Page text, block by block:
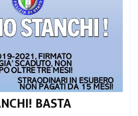
BASTA